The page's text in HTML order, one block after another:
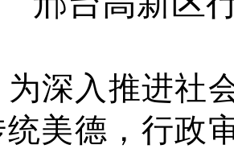
为深入推进社
统美德，行政